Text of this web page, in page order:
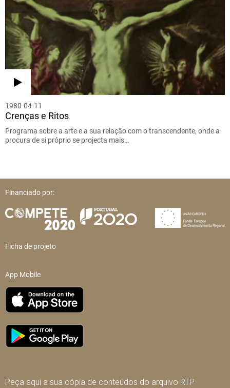
1980-04-11
Crenças e Ritos
Programa sobre a arte e a sua relação com o transcendente, onde a
procura de si próprio se projecta mais…
Financiado por:
Ficha de projeto
App Mobile
Peça aqui a sua cópia de conteúdos do arquivo RTP